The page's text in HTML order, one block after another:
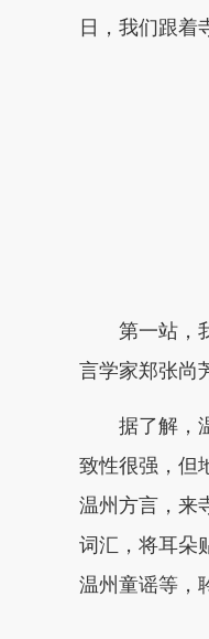
日，我们跟着
第一站，我
言学家郑张尚
据了解，温
致性很强，但
温州方言，来
词汇，将耳朵
温州童谣等，